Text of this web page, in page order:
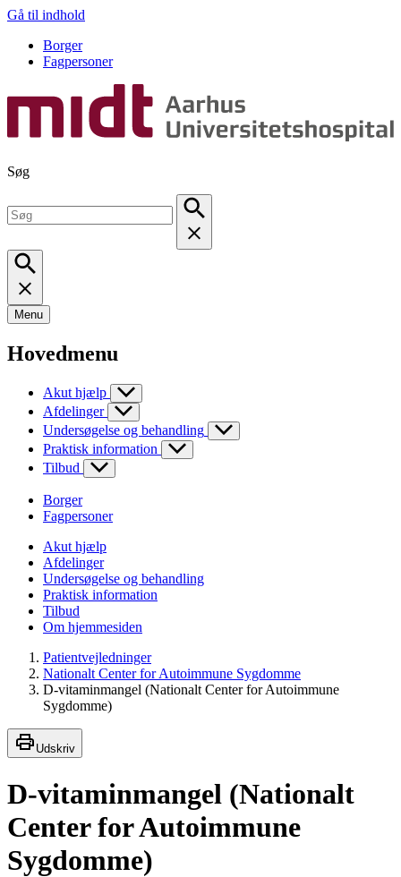
Gå til indhold
Borger
Fagpersoner
Søg
Menu
Hovedmenu
Akut hjælp
Afdelinger
Undersøgelse og behandling
Praktisk information
Tilbud
Borger
Fagpersoner
Akut hjælp
Afdelinger
Undersøgelse og behandling
Praktisk information
Tilbud
Om hjemmesiden
Patientvejledninger
Nationalt Center for Autoimmune Sygdomme
D-vitaminmangel (Nationalt Center for Autoimmune
Sygdomme)
Udskriv
D-vitaminmangel (Nationalt
Center for Autoimmune
Sygdomme)